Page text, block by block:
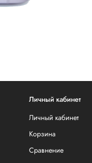
Личный кабинет
Личный кабинет
Корзина
Сравнение